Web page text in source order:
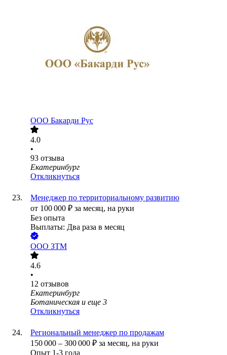
ООО Бакарди Рус
4.0
•
93 отзыва
Екатеринбург
Откликнуться
Менеджер по территориальному развитию
от 100 000 ₽ за месяц, на руки
Без опыта
Выплаты: Два раза в месяц
ООО ЗТМ
4.6
•
12 отзывов
Екатеринбург
Ботаническая и еще 3
Откликнуться
Региональный менеджер по продажам
150 000 – 300 000 ₽ за месяц, на руки
Опыт 1-3 года